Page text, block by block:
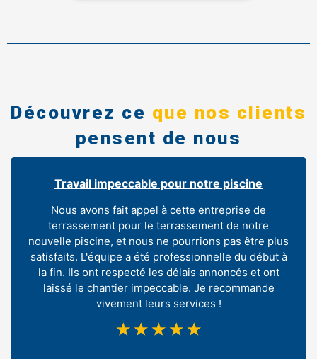
Découvrez ce que nos clients
pensent de nous
Travail impeccable pour notre piscine
Nous avons fait appel à cette entreprise de
terrassement pour le terrassement de notre
nouvelle piscine, et nous ne pourrions pas être plus
satisfaits. L'équipe a été professionnelle du début à
la fin. Ils ont respecté les délais annoncés et ont
laissé le chantier impeccable. Je recommande
vivement leurs services !
☆ ☆ ☆ ☆ ☆